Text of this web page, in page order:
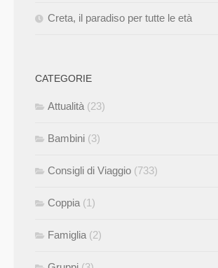
Creta, il paradiso per tutte le età
CATEGORIE
Attualità (23)
Bambini (3)
Consigli di Viaggio (733)
Coppia (1)
Famiglia (2)